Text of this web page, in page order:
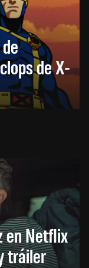
de X-
en Netflix
tráiler